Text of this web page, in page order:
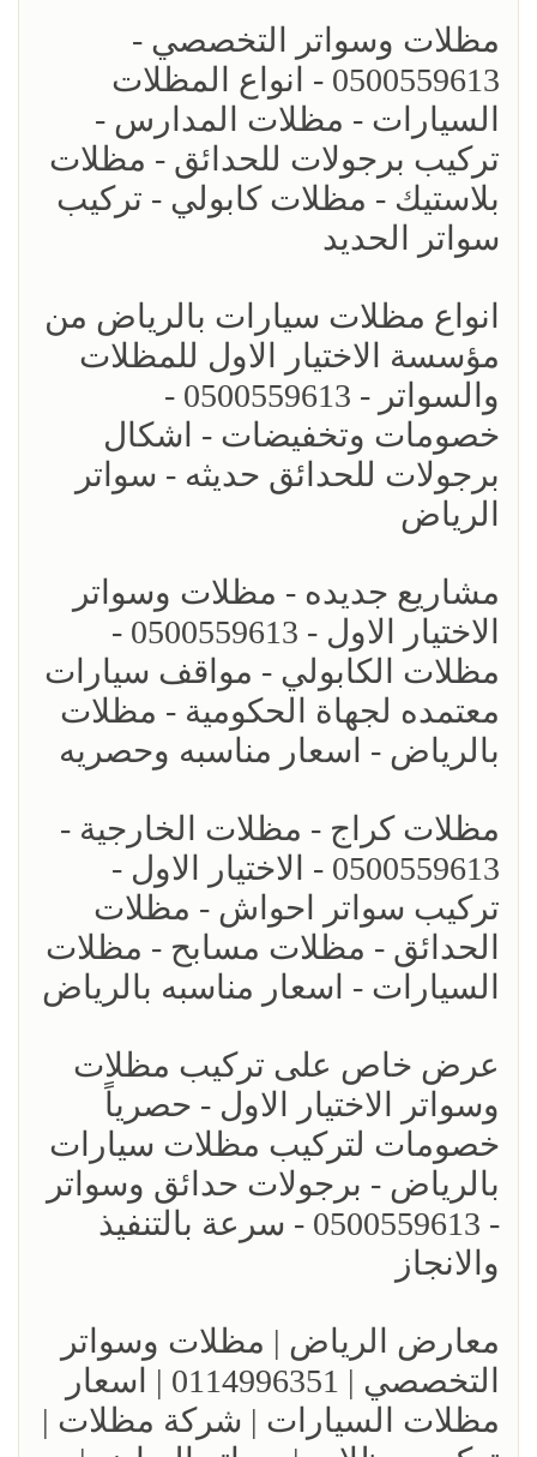
مظلات وسواتر التخصصي -
0500559613 - انواع المظلات
السيارات - مظلات المدارس -
تركيب برجولات للحدائق - مظلات
بلاستيك - مظلات كابولي - تركيب
سواتر الحديد
انواع مظلات سيارات بالرياض من
مؤسسة الاختيار الاول للمظلات
والسواتر - 0500559613 -
خصومات وتخفيضات - اشكال
برجولات للحدائق حديثه - سواتر
الرياض
مشاريع جديده - مظلات وسواتر
الاختيار الاول - 0500559613 -
مظلات الكابولي - مواقف سيارات
معتمده لجهاة الحكومية - مظلات
بالرياض - اسعار مناسبه وحصريه
مظلات كراج - مظلات الخارجية -
0500559613 - الاختيار الاول -
تركيب سواتر احواش - مظلات
الحدائق - مظلات مسابح - مظلات
السيارات - اسعار مناسبه بالرياض
عرض خاص على تركيب مظلات
وسواتر الاختيار الاول - حصرياً
خصومات لتركيب مظلات سيارات
بالرياض - برجولات حدائق وسواتر
- 0500559613 - سرعة بالتنفيذ
والانجاز
معارض الرياض | مظلات وسواتر
التخصصي | 0114996351 | اسعار
مظلات السيارات | شركة مظلات |